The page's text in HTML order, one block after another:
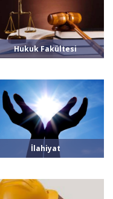
Hukuk Fakültesi
İlahiyat